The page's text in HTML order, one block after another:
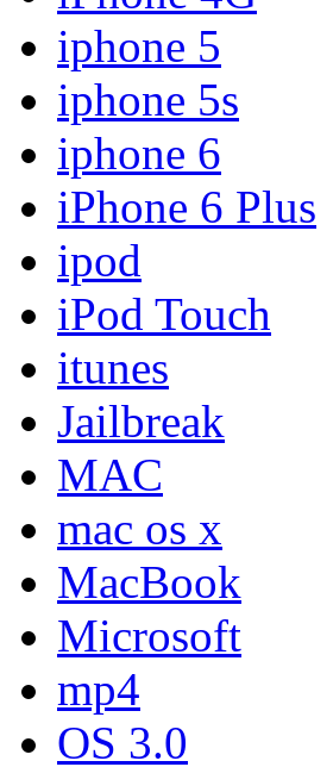
iphone 5
iphone 5s
iphone 6
iPhone 6 Plus
ipod
iPod Touch
itunes
Jailbreak
MAC
mac os x
MacBook
Microsoft
mp4
OS 3.0